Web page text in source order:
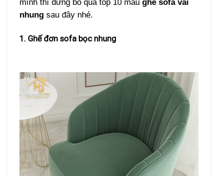
mình thì đừng bỏ qua top 10 mẫughế sofa vải
nhung sau đây nhé.
1. Ghế đơn sofa bọc nhung